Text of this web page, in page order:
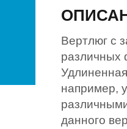
Вертлюг с
различных
например,
данного